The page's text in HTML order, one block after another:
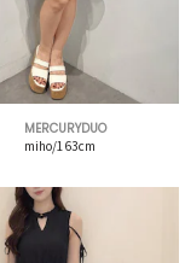
MERCURYDUO
miho/163cm